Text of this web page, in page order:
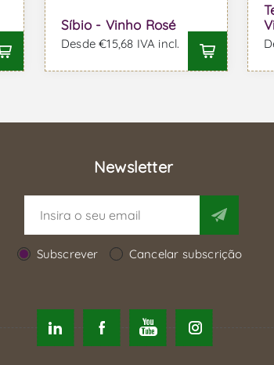
Síbio - Vinho Rosé
Desde €15,68 IVA incl.
Newsletter
Subscrever Cancelar subscrição